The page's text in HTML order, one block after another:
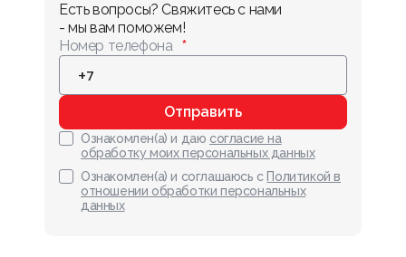
Есть вопросы? Свяжитесь с нами
- мы вам поможем!
Номер телефона
Отправить
Ознакомлен(а) и даю согласие на
обработку моих персональных данных
Ознакомлен(а) и соглашаюсь с Политикой в
отношении обработки персональных
данных